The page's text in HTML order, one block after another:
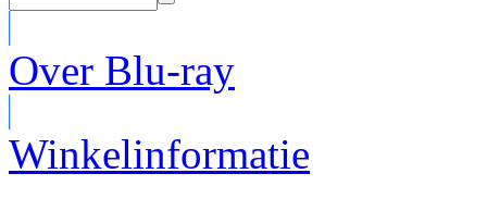
Over Blu-ray
Winkelinformatie